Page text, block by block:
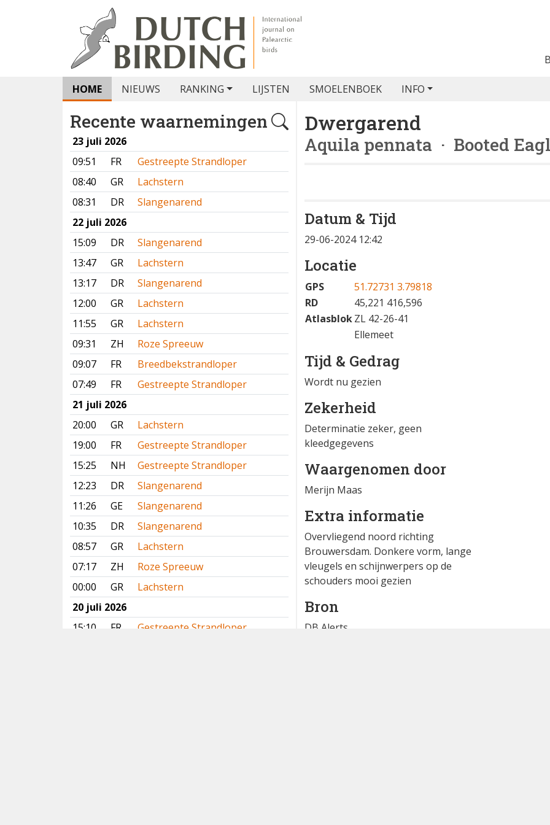
HOME NIEUWS RANKING LIJSTEN SMOELENBOEK INFO
Recente waarnemingen
23 juli 2026
09:51
FR
Gestreepte Strandloper
08:40
GR
Lachstern
08:31
DR
Slangenarend
22 juli 2026
15:09
DR
Slangenarend
13:47
GR
Lachstern
13:17
DR
Slangenarend
12:00
GR
Lachstern
11:55
GR
Lachstern
09:31
ZH
Roze Spreeuw
09:07
FR
Breedbekstrandloper
07:49
FR
Gestreepte Strandloper
21 juli 2026
20:00
GR
Lachstern
19:00
FR
Gestreepte Strandloper
15:25
NH
Gestreepte Strandloper
12:23
DR
Slangenarend
11:26
GE
Slangenarend
10:35
DR
Slangenarend
08:57
GR
Lachstern
07:17
ZH
Roze Spreeuw
00:00
GR
Lachstern
20 juli 2026
15:10
FR
Gestreepte Strandloper
Dwergarend
Aquila pennata · Booted
Datum & Tijd
29-06-2024 12:42
Locatie
GPS
51.72731 3.79818
RD
45,221 416,596
AtlasblokZL 42-26-41
Ellemeet
Tijd & Gedrag
Wordt nu gezien
Zekerheid
Determinatie zeker, geen
kleedgegevens
Waargenomen door
Merijn Maas
Extra informatie
Overvliegend noord richting
Brouwersdam. Donkere vorm, lange
vleugels en schijnwerpers op de
schouders mooi gezien
Bron
DB Alerts